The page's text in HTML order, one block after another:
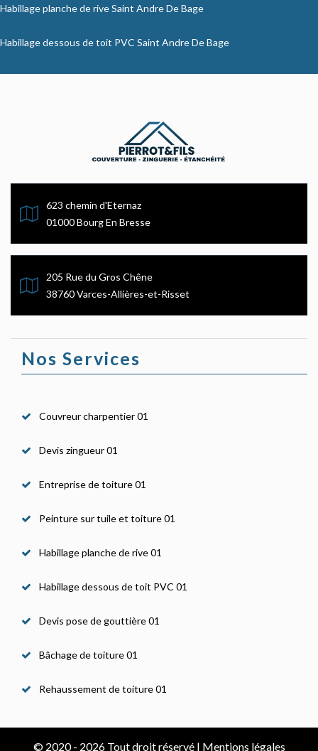
Habillage planche de rive Saint Andre De Bage
Habillage dessous de toit PVC Saint Andre De Bage
623 chemin d'Eternaz
01000 Bourg En Bresse
205 Rue du Gros Chêne
38760 Varces-Allières-et-Risset
Nos Services
Couvreur charpentier 01
Devis zingueur 01
Entreprise de toiture 01
Peinture sur tuile et toiture 01
Habillage planche de rive 01
Habillage dessous de toit PVC 01
Devis pose de gouttière 01
Bâchage de toiture 01
Rehaussement de toiture 01
© 2020 - 2026 Tout droit réservé | Mentions légales